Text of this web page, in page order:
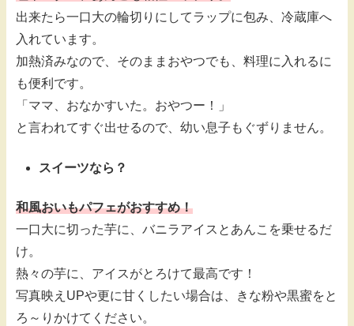
出来たら一口大の輪切りにしてラップに包み、冷蔵庫へ
入れています。
加熱済みなので、そのままおやつでも、料理に入れるに
も便利です。
「ママ、おなかすいた。おやつー！」
と言われてすぐ出せるので、幼い息子もぐずりません。
スイーツなら？
和風おいもパフェがおすすめ！
一口大に切った芋に、バニラアイスとあんこを乗せるだ
け。
熱々の芋に、アイスがとろけて最高です！
写真映えUPや更に甘くしたい場合は、きな粉や黒蜜をと
ろ～りかけてください。